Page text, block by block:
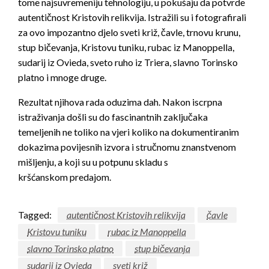
autentičnost Kristovih relikvija. Istražili su i fotografirali
za ovo impozantno djelo sveti križ, čavle, trnovu krunu,
stup bičevanja, Kristovu tuniku, rubac iz Manoppella,
sudarij iz Ovieda, sveto ruho iz Triera, slavno Torinsko
platno i mnoge druge.
Rezultat njihova rada oduzima dah. Nakon iscrpna
istraživanja došli su do fascinantnih zaključaka
temeljenih ne toliko na vjeri koliko na dokumentiranim
dokazima povijesnih izvora i stručnomu znanstvenom
mišljenju, a koji su u potpunu skladu s
kršćanskom predajom.
Tagged: autentičnost Kristovih relikvija
čavle
Kristovu tuniku
rubac iz Manoppella
slavno Torinsko platno
stup bičevanja
sudarij iz Ovieda
sveti križ